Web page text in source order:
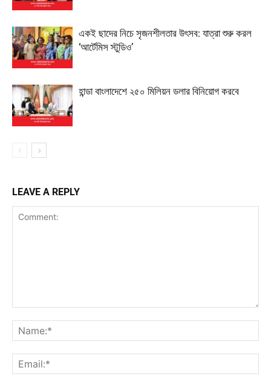
একই ছাদের নিচে সৃজনশীলতার উৎসব: যাত্রা শুরু করল
‘আর্টেমিস স্টুডিও’
হান্ডা বাংলাদেশে ২৫০ মিলিয়ন ডলার বিনিয়োগ করবে
LEAVE A REPLY